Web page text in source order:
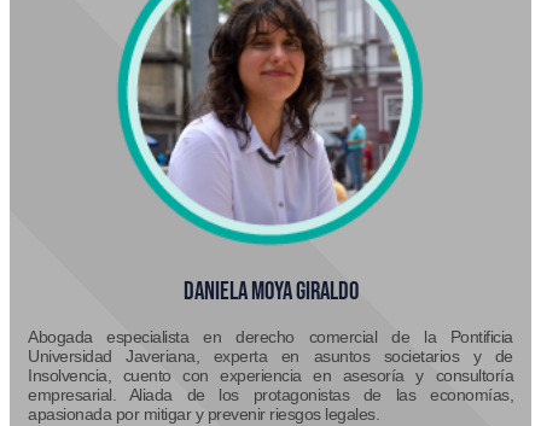
DANIELA MOYA GIRALDO
Abogada especialista en derecho comercial de la Pontificia
Universidad Javeriana, experta en asuntos societarios y de
Insolvencia, cuento con experiencia en asesoría y consultoría
empresarial. Aliada de los protagonistas de las economías,
apasionada por mitigar y prevenir riesgos legales.